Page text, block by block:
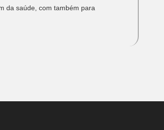
da saúde, com também para